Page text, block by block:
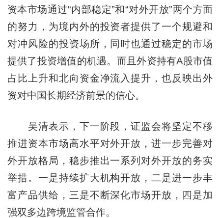
资本市场通过“内部稳定”和“对外开放”两个方面
的努力，为境内外的投资者提供了一个规避和
对冲风险的投资场所，同时也通过稳定的市场
提供了投资增值的机遇。而且外资持有A股市值
占比上升和北向资金净流入提升，也反映出外
资对中国长期经济前景的信心。
吴清表示，下一阶段，证监会将坚定不移
推进资本市场高水平对外开放，进一步完善对
外开放格局，稳步推出一系列对外开放的务实
举措。一是持续扩大机构开放，二是进一步丰
富产品供给，三是不断深化市场开放，四是加
强双多边跨境监管合作。